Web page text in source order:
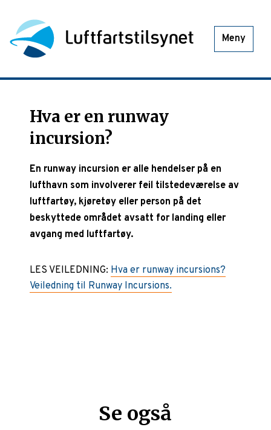
Meny
Hva er en runway
incursion?
En runway incursion er alle hendelser på en
lufthavn som involverer feil tilstedeværelse av
luftfartøy, kjøretøy eller person på det
beskyttede området avsatt for landing eller
avgang med luftfartøy.
LES VEILEDNING: Hva er runway incursions?
Veiledning til Runway Incursions.
Se også